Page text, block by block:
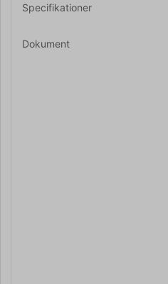
Specifikationer
Dokument